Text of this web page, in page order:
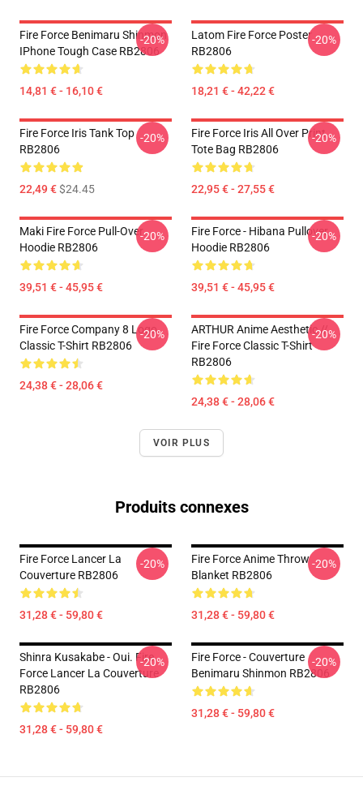
Fire Force Benimaru Shinmon
IPhone Tough Case RB2806
14,81 € - 16,10 €
-20%
Latom Fire Force Poster
RB2806
18,21 € - 42,22 €
-20%
Fire Force Iris Tank Top
RB2806
22,49 €$24.45
-20%
Fire Force Iris All Over Print
Tote Bag RB2806
22,95 € - 27,55 €
-20%
Maki Fire Force Pull-Over
Hoodie RB2806
39,51 € - 45,95 €
-20%
Fire Force - Hibana Pullover
Hoodie RB2806
39,51 € - 45,95 €
-20%
Fire Force Company 8 Logo
Classic T-Shirt RB2806
24,38 € - 28,06 €
-20%
ARTHUR Anime Aesthetic //
Fire Force Classic T-Shirt
RB2806
24,38 € - 28,06 €
-20%
VOIR PLUS
Produits connexes
Fire Force Lancer La
Couverture RB2806
31,28 € - 59,80 €
-20%
Fire Force Anime Throw
Blanket RB2806
31,28 € - 59,80 €
-20%
Shinra Kusakabe - Oui. Fire
Force Lancer La Couverture
RB2806
31,28 € - 59,80 €
-20%
Fire Force - Couverture
Benimaru Shinmon RB2806
31,28 € - 59,80 €
-20%